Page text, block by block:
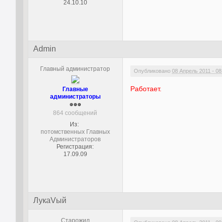
24.10.10
Admin
Главный администратор
Главные
администраторы
864 сообщений
Из:
потомственных Главных
Администраторов
Регистрация:
17.09.09
Опубликовано08 Апрель 2011 -
Работает.
ЛукаVый
Старожил